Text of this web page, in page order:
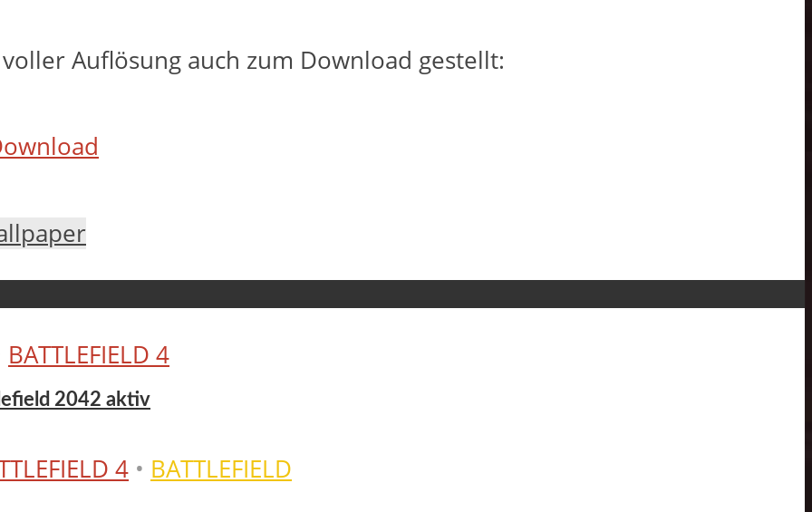
Auflösung auch zum Download gestellt:
BATTLEFIELD 4
2042 aktiv
4 • BATTLEFIELD